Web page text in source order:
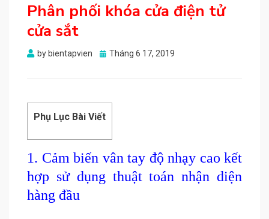
Phân phối khóa cửa điện tử
cửa sắt
by bientapvien
Posted
Tháng 6 17, 2019
Phụ Lục Bài Viết
1. Cảm biến vân tay độ nhạy cao kết
hợp sử dụng thuật toán nhận diện
hàng đầu